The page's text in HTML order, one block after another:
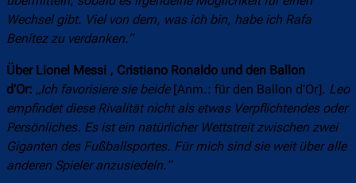
Wechsel gibt. Viel von dem, was ich bin, habe ich Rafa
Benítez zu verdanken.“
Über Lionel Messi , Cristiano Ronaldo und den Ballon
d’Or: „Ich favorisiere sie beide [Anm.: für den Ballon d’Or]. Leo
empfindet diese Rivalität nicht als etwas Verpflichtendes oder
Persönliches. Es ist ein natürlicher Wettstreit zwischen zwei
Giganten des Fußballsportes. Für mich sind sie weit über alle
anderen Spieler anzusiedeln.“